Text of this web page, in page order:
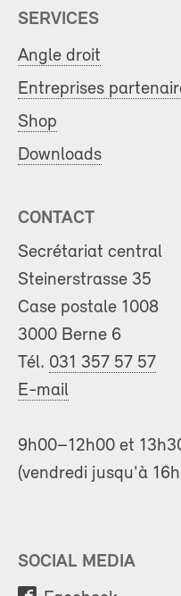
SERVICES
Angle droit
Entreprises
Shop
Downloads
CONTACT
Secrétariat central
Steinerstrasse 35
Case postale 1008
3000 Berne 6
Tél. 031 357 57 57
E-mail
9h00–12h00 et
(vendredi jusqu'à
SOCIAL MEDIA